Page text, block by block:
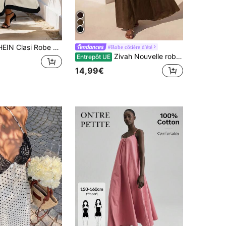
Robe d'été casual sans manches bicolore long pour femme #Robe côtière d'été
Entrepôt UE Zivah Nouvelle robe longue ample en lin marron avec garniture en dentelle, style camisole trapèze, décontractée pour l'été, les vacances et les trajets quotidiens, convient pour le port quotidien, les vacances, les festivals de musique, les voyages, les plages, les fêtes, les tenues d'aéroport, les tenues de brunch, le style bohème, nomade, décontracté, les trajets, la tenue de remise des diplômes, la tenue de concert country, les affaires
14,99€